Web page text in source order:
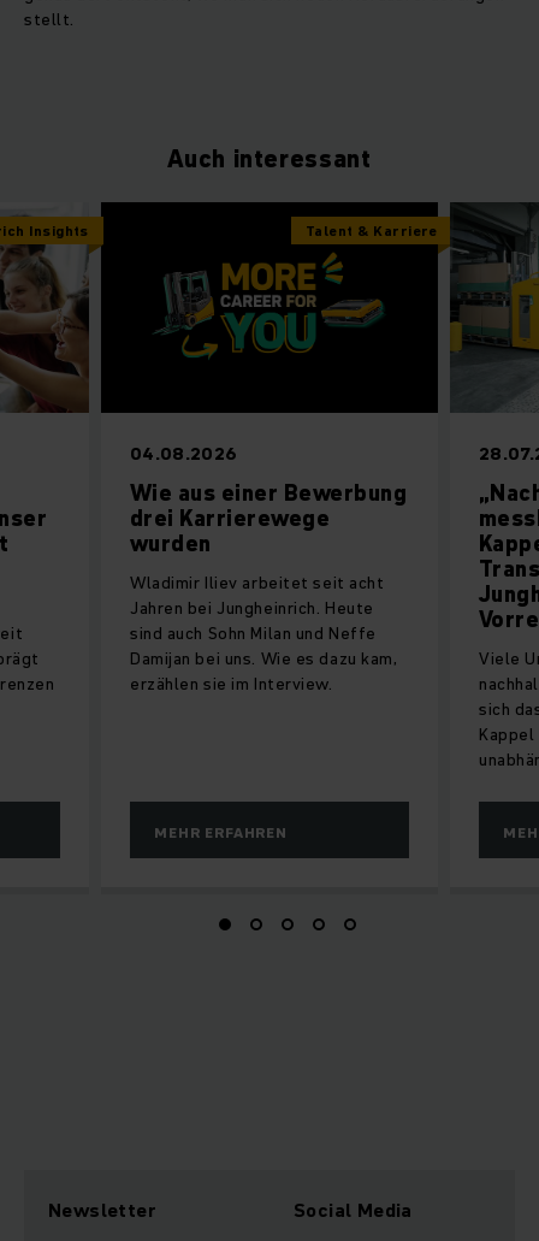
stellt.
Auch interessant
Talent & Karriere
04.08.2026
Wie aus einer Bewerbung
drei Karrierewege
wurden
Wladimir Iliev arbeitet seit acht
Jahren bei Jungheinrich. Heute
sind auch Sohn Milan und Neffe
Damijan bei uns. Wie es dazu kam,
erzählen sie im Interview.
MEHR ERFAHREN
Viele
sich
Insights
Newsletter Social Media